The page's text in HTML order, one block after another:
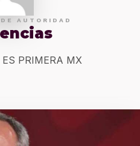
AUTORIDAD
PRIMERA MX